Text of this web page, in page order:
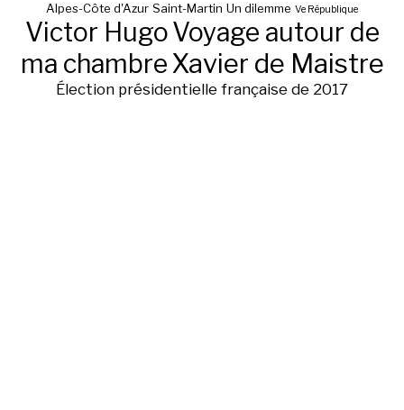
Alpes-Côte d'Azur Saint-Martin Un dilemme Ve République
Victor HugoVoyage autour de
ma chambreXavier de Maistre
Élection présidentielle française de 2017